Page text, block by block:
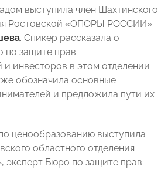
выступила член Шахтинского
Ростовской «ОПОРЫ РОССИИ»
. Спикер рассказала о
по защите прав
и инвесторов в этом отделении
обозначила основные
и предложила пути их
ценообразованию выступила
областного отделения
Бюро по защите прав